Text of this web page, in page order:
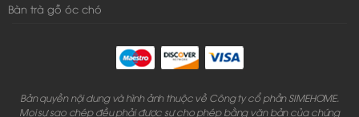
Bàn trà gỗ óc chó
Bản quyền nội dung và hình ảnh thuộc về Công ty cổ phần SIMEHOME.
Mọi sự sao chép đều phải được sự cho phép bằng văn bản của chúng